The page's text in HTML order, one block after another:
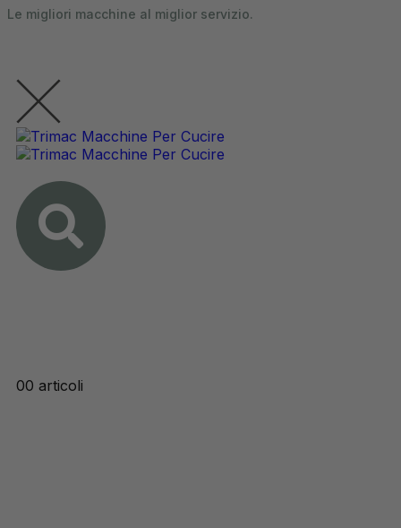
contenuto
Le migliori macchine al miglior servizio.
00 articoli